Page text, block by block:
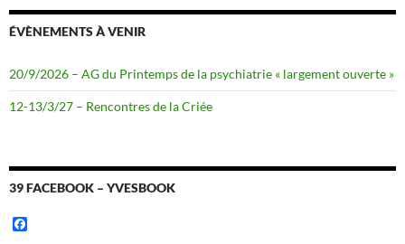
ÉVÈNEMENTS À VENIR
20/9/2026 – AG du Printemps de la psychiatrie « largement ouverte »
12-13/3/27 – Rencontres de la Criée
39 FACEBOOK – YVESBOOK